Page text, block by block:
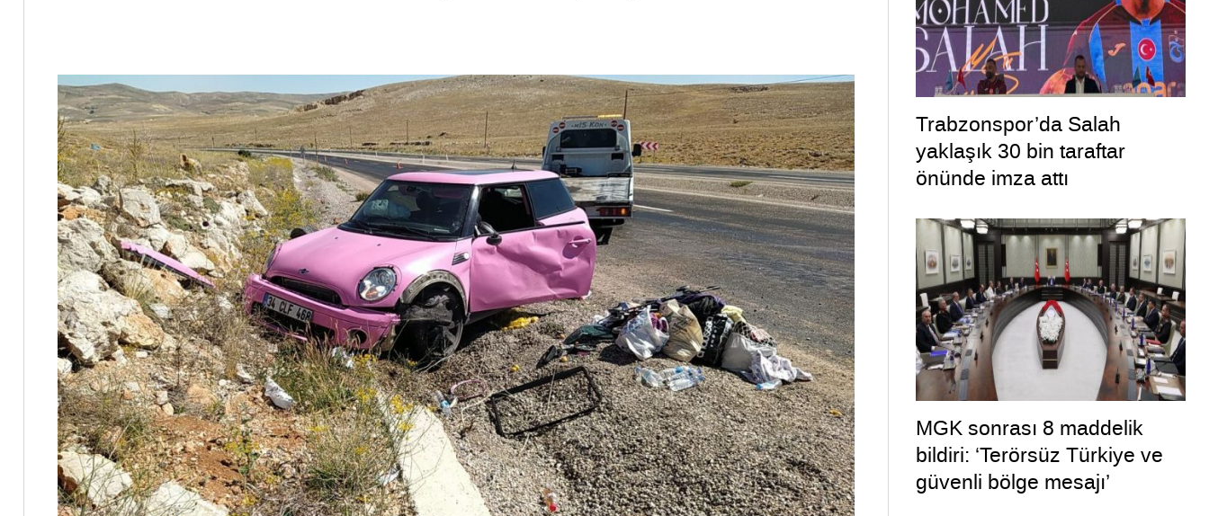
Trabzonspor’da Salah
yaklaşık 30 bin taraftar
önünde imza attı
MGK sonrası 8 maddelik
bildiri: ‘Terörsüz Türkiye ve
güvenli bölge mesajı’